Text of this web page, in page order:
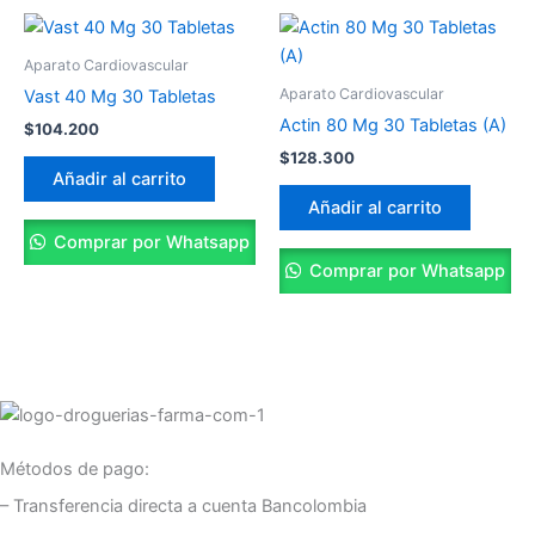
Aparato Cardiovascular
Vast 40 Mg 30 Tabletas
$104.200
Añadir al carrito
Comprar por Whatsapp
Aparato Cardiovascular
Actin 80 Mg 30 Tabletas (A)
$128.300
Añadir al carrito
Comprar por Whatsapp
Métodos de pago:
– Transferencia directa a cuenta Bancolombia